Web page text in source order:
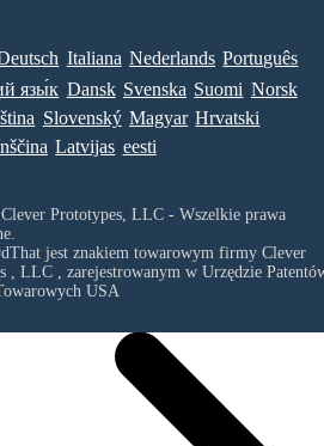
Italiana Nederlands Português
язы́к Dansk Svenska Suomi Norsk
Slovenský Magyar Hrvatski
Latvijas eesti
Prototypes, LLC - Wszelkie prawa
jest znakiem towarowym firmy Clever
, LLC, zarejestrowanym w Urzędzie
USA